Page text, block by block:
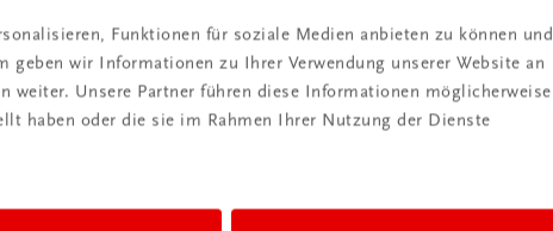
Funktionen für soziale Medien anbieten zu können und
geben wir Informationen zu Ihrer Verwendung unserer Website an
weiter. Unsere Partner führen diese Informationen möglicherweise
haben oder die sie im Rahmen Ihrer Nutzung der Dienste